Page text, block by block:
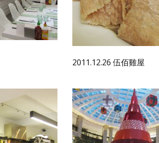
2011.12.26 伍佰雞屋